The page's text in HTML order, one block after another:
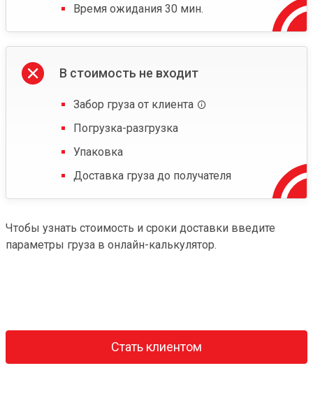
Время ожидания 30 мин.
В стоимость не входит
Забор груза от клиента
Погрузка-разгрузка
Упаковка
Доставка груза до получателя
Чтобы узнать стоимость и сроки доставки введите
параметры груза в онлайн-калькулятор.
Стать клиентом